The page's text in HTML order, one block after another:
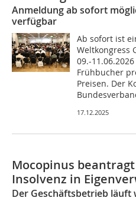
Anmeldung ab sofort
verfügbar
Ab sofort ist
Weltkongress
09.-
Frühbucher
Preisen. Der
17.12.2025
Mocopinus
Insolvenz in
Der Geschäftsbetrieb läuft